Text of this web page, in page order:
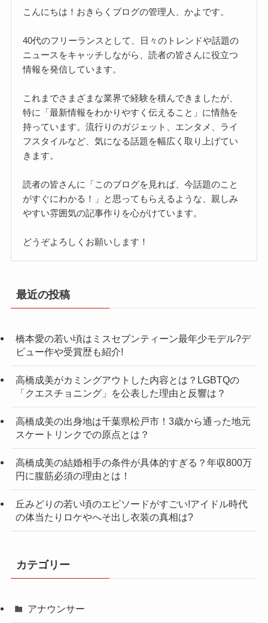
こんにちは！おきらくブログの管理人、かよです。
40代のフリーランスとして、日々のトレンドや話題の
ニュースをキャッチしながら、読者の皆さんに役立つ
情報を発信しています。
これまでさまざまな業界で経験を積んできましたが、
特に「最新情報をわかりやすく伝えること」に情熱を
持っています。流行りのガジェット、エンタメ、ライ
フスタイルなど、気になる話題を幅広く取り上げてい
きます。
読者の皆さんに「このブログを見れば、今話題のこと
がすぐにわかる！」と思ってもらえるような、親しみ
やすい雰囲気の記事作りを心がけています。
どうぞよろしくお願いします！
最近の投稿
橋本愛の若い頃はミスセブンティーン最年少モデル?デ
ビュー作や受賞歴も紹介!
高橋成美がカミングアウトした内容とは？LGBTQの
「クエスチョニング」を公表した理由と反響は？
高橋成美の出身地は千葉県松戸市！3歳から通った地元
スケートリンクでの原点とは？
高橋成美の結婚相手の条件が具体的すぎる？年収800万
円に腹筋必須の理由とは！
丘みどりの若い頃のエピソードがすごい!アイドル時代
の体当たりロケやへそ出し衣装の真相は?
カテゴリー
アナウンサー